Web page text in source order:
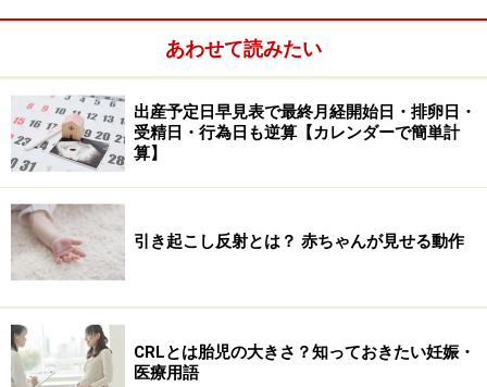
ワニの体位/くつろぎの体位
◆友永先生のヨーガボーズ指南
【写真&イラスト解説】 ヨーガボーズの気持ちよさを、今すぐに感じ
スです（所要時間20～30分です）。
◆ポーズの撮影に協力して下さった妊婦さんです◆
あわせて読みたい
出産予定日早見表で最終月経開始日・排卵日・
受精日・行為日も逆算【カレンダーで簡単計
算】
引き起こし反射とは？ 赤ちゃんが見せる動作
CRLとは胎児の大きさ？知っておきたい妊娠・
医療用語